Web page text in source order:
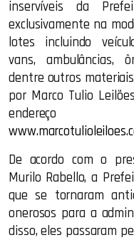
inservíveis da
exclusivamente na
lotes incluindo
vans, ambulâncias,
dentre outros
por Marco Tulio
De acordo com o
Murilo Rabello, a
que se tornaram
onerosos para a
disso, eles passaram